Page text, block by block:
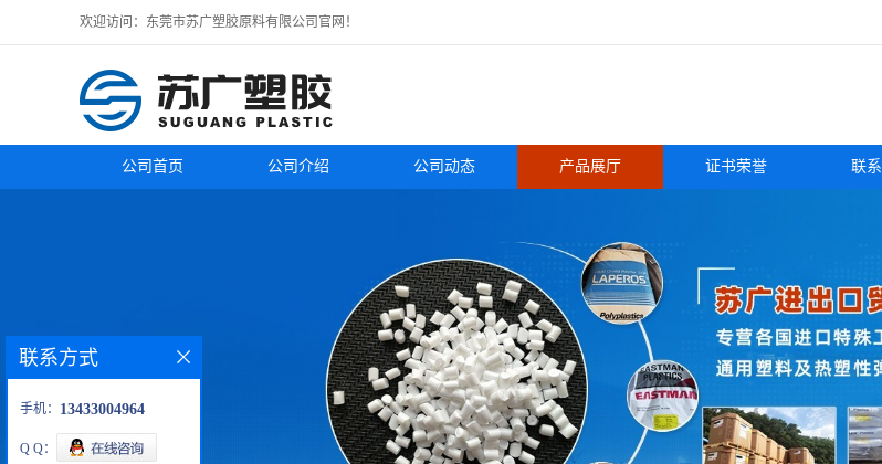
欢迎访问：东莞市苏广塑胶原料有限公司官网！
公司首页 公司介绍 公司动态 产品展厅 证书荣誉 联
联系方式
手机： 13433004964
Q Q：